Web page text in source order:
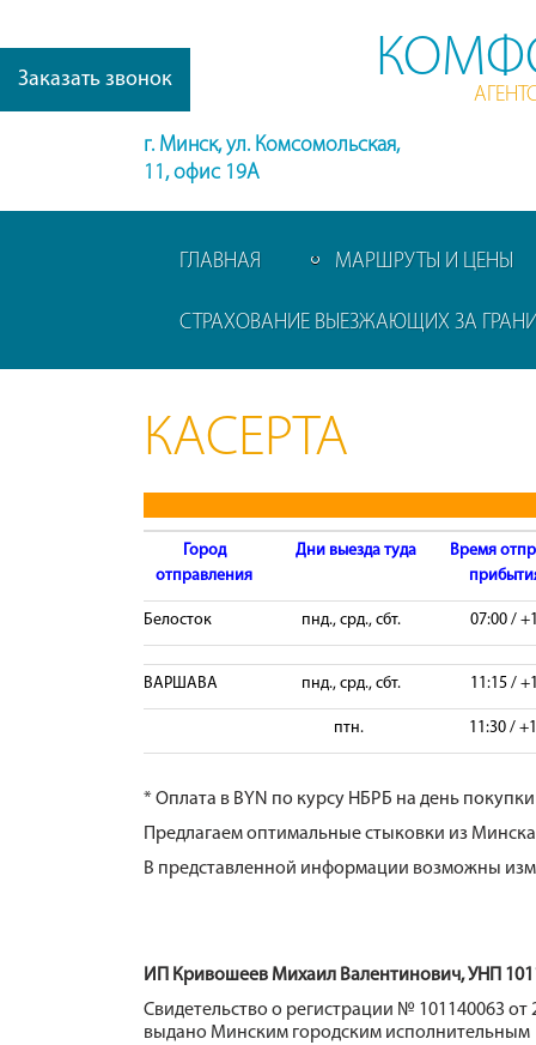
Заказать звонок
г. Минск, ул. Комсомольская,
11, офис 19А
ГЛАВНАЯ МАРШРУТЫ И ЦЕНЫ
СТРАХОВАНИЕ ВЫЕЗЖАЮЩИХ ЗА
КАСЕРТА
Город
отправления
Дни выезда туда
Время
Белосток пнд., срд., сбт. 07:00 /
ВАРШАВА пнд., срд., сбт. 11:15 /
птн. 11:30 /
* Оплата в BYN по курсу НБРБ на день покупки
Предлагаем оптимальные стыковки из
В представленной информации возможны
ИП Кривошеев Михаил Валентинович, УНП
Свидетельство о регистрации № 101140063 от
выдано Минским городским исполнительным